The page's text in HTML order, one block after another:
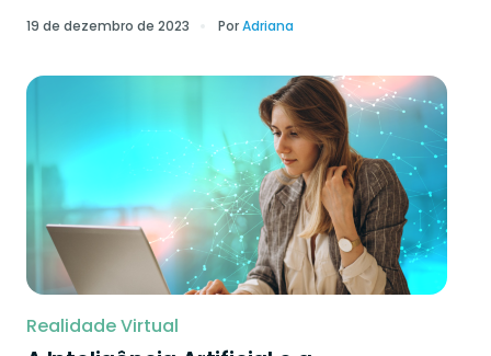
19 de dezembro de 2023 PorAdriana
Realidade Virtual